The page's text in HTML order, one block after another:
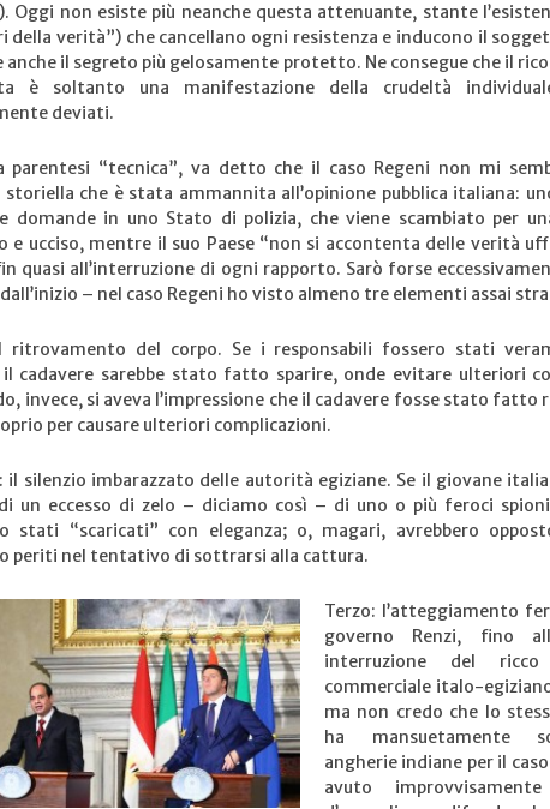
Oggi non esiste più neanche questa attenuante, stante
della verità”) che cancellano ogni resistenza e inducono il
anche il segreto più gelosamente protetto. Ne consegue che il
è soltanto una manifestazione della crudeltà
deviati.
parentesi “tecnica”, va detto che il caso Regeni non mi
storiella che è stata ammannita all’opinione pubblica italiana:
domande in uno Stato di polizia, che viene scambiato per
e ucciso, mentre il suo Paese “non si accontenta delle verità
quasi all’interruzione di ogni rapporto. Sarò forse
– nel caso Regeni ho visto almeno tre elementi assai
ritrovamento del corpo. Se i responsabili fossero stati
il cadavere sarebbe stato fatto sparire, onde evitare ulteriori
invece, si aveva l’impressione che il cadavere fosse stato fatto
per causare ulteriori complicazioni.
il silenzio imbarazzato delle autorità egiziane. Se il giovane
un eccesso di zelo – diciamo così – di uno o più feroci
stati “scaricati” con eleganza; o, magari, avrebbero
periti nel tentativo di sottrarsi alla cattura.
Terzo: l’atteggiamento
governo Renzi, fino
interruzione del ricco
commerciale italo-
ma non credo che lo
ha mansuetamente
angherie indiane per il
avuto